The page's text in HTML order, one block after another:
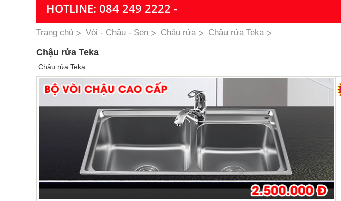
HOTLINE: 084 249 2222 -
Trang chủ Vòi - Chậu - Sen Chậu rửa Chậu rửa Teka
Chậu rửa Teka
Chậu rửa Teka